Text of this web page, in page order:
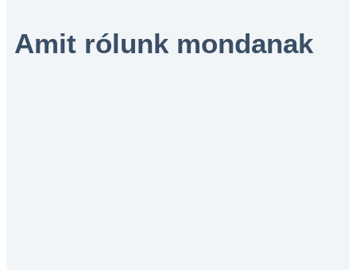
Amit rólunk mondanak